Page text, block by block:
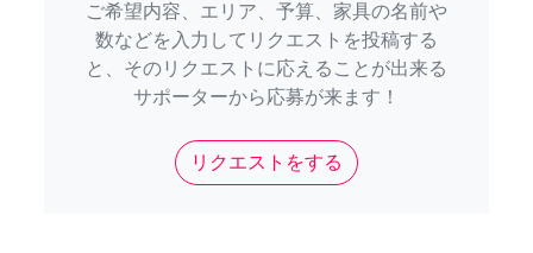
ご希望内容、エリア、予算、家具の名前や
数などを入力してリクエストを投稿する
と、そのリクエストに応えることが出来る
サポーターから応募が来ます！
リクエストをする